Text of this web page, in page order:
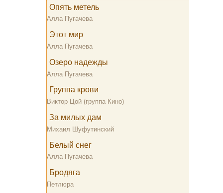
Опять метель
Алла Пугачева
Этот мир
Алла Пугачева
Озеро надежды
Алла Пугачева
Группа крови
Виктор Цой (группа Кино)
За милых дам
Михаил Шуфутинский
Белый снег
Алла Пугачева
Бродяга
Петлюра